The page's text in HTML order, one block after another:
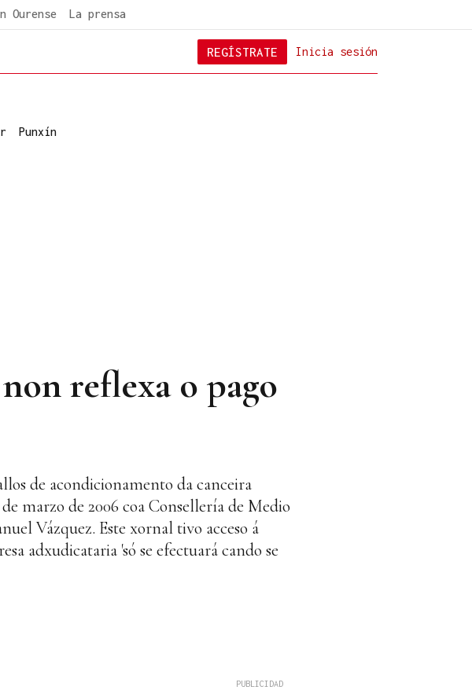
Ourense La prensa
Inicia sesión
REGÍSTRATE
Punxín
reflexa o pago
de acondicionamento da canceira
marzo de 2006 coa Consellería de Medio
Vázquez. Este xornal tivo acceso á
adxudicataria 'só se efectuará cando se